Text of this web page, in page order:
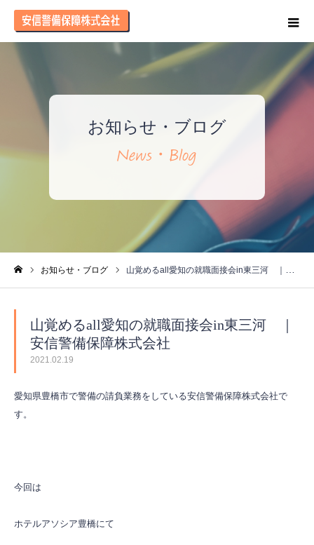
お知らせ・ブログ
お知らせ・ブログ 山覚めるall愛知の就職面接会in東三河 ｜安信警備保障株式会社
山覚めるall愛知の就職面接会in東三河 ｜
安信警備保障株式会社
2021.02.19
愛知県豊橋市で警備の請負業務をしている安信警備保障株式会社で
す。
今回は
ホテルアソシア豊橋にて